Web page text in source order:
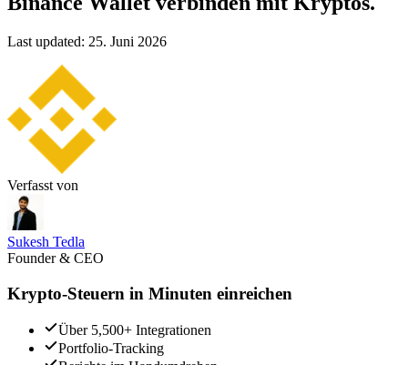
Last updated: 25. Juni 2026
Verfasst von
Sukesh Tedla
Founder & CEO
Krypto-Steuern in Minuten einreichen
Über 5,500+ Integrationen
Portfolio-Tracking